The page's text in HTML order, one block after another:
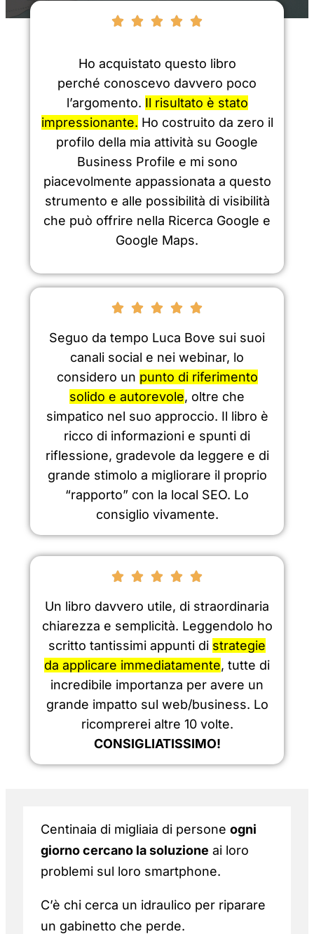
    
Ho acquistato questo libro
perché conoscevo davvero poco
l’argomento. Il risultato è stato
impressionante. Ho costruito da zero il
profilo della mia attività su Google
Business Profile e mi sono
piacevolmente appassionata a questo
strumento e alle possibilità di visibilità
che può offrire nella Ricerca Google e
Google Maps.
    
Seguo da tempo Luca Bove sui suoi
canali social e nei webinar, lo
considero un punto di riferimento
solido e autorevole, oltre che
simpatico nel suo approccio. Il libro è
ricco di informazioni e spunti di
riflessione, gradevole da leggere e di
grande stimolo a migliorare il proprio
“rapporto” con la local SEO. Lo
consiglio vivamente.
    
Un libro davvero utile, di straordinaria
chiarezza e semplicità. Leggendolo ho
scritto tantissimi appunti di strategie
da applicare immediatamente, tutte di
incredibile importanza per avere un
grande impatto sul web/business. Lo
ricomprerei altre 10 volte.
CONSIGLIATISSIMO!
Centinaia di migliaia di persone ogni
giorno cercano la soluzione ai loro
problemi sul loro smartphone.
C’è chi cerca un idraulico per riparare
un gabinetto che perde.